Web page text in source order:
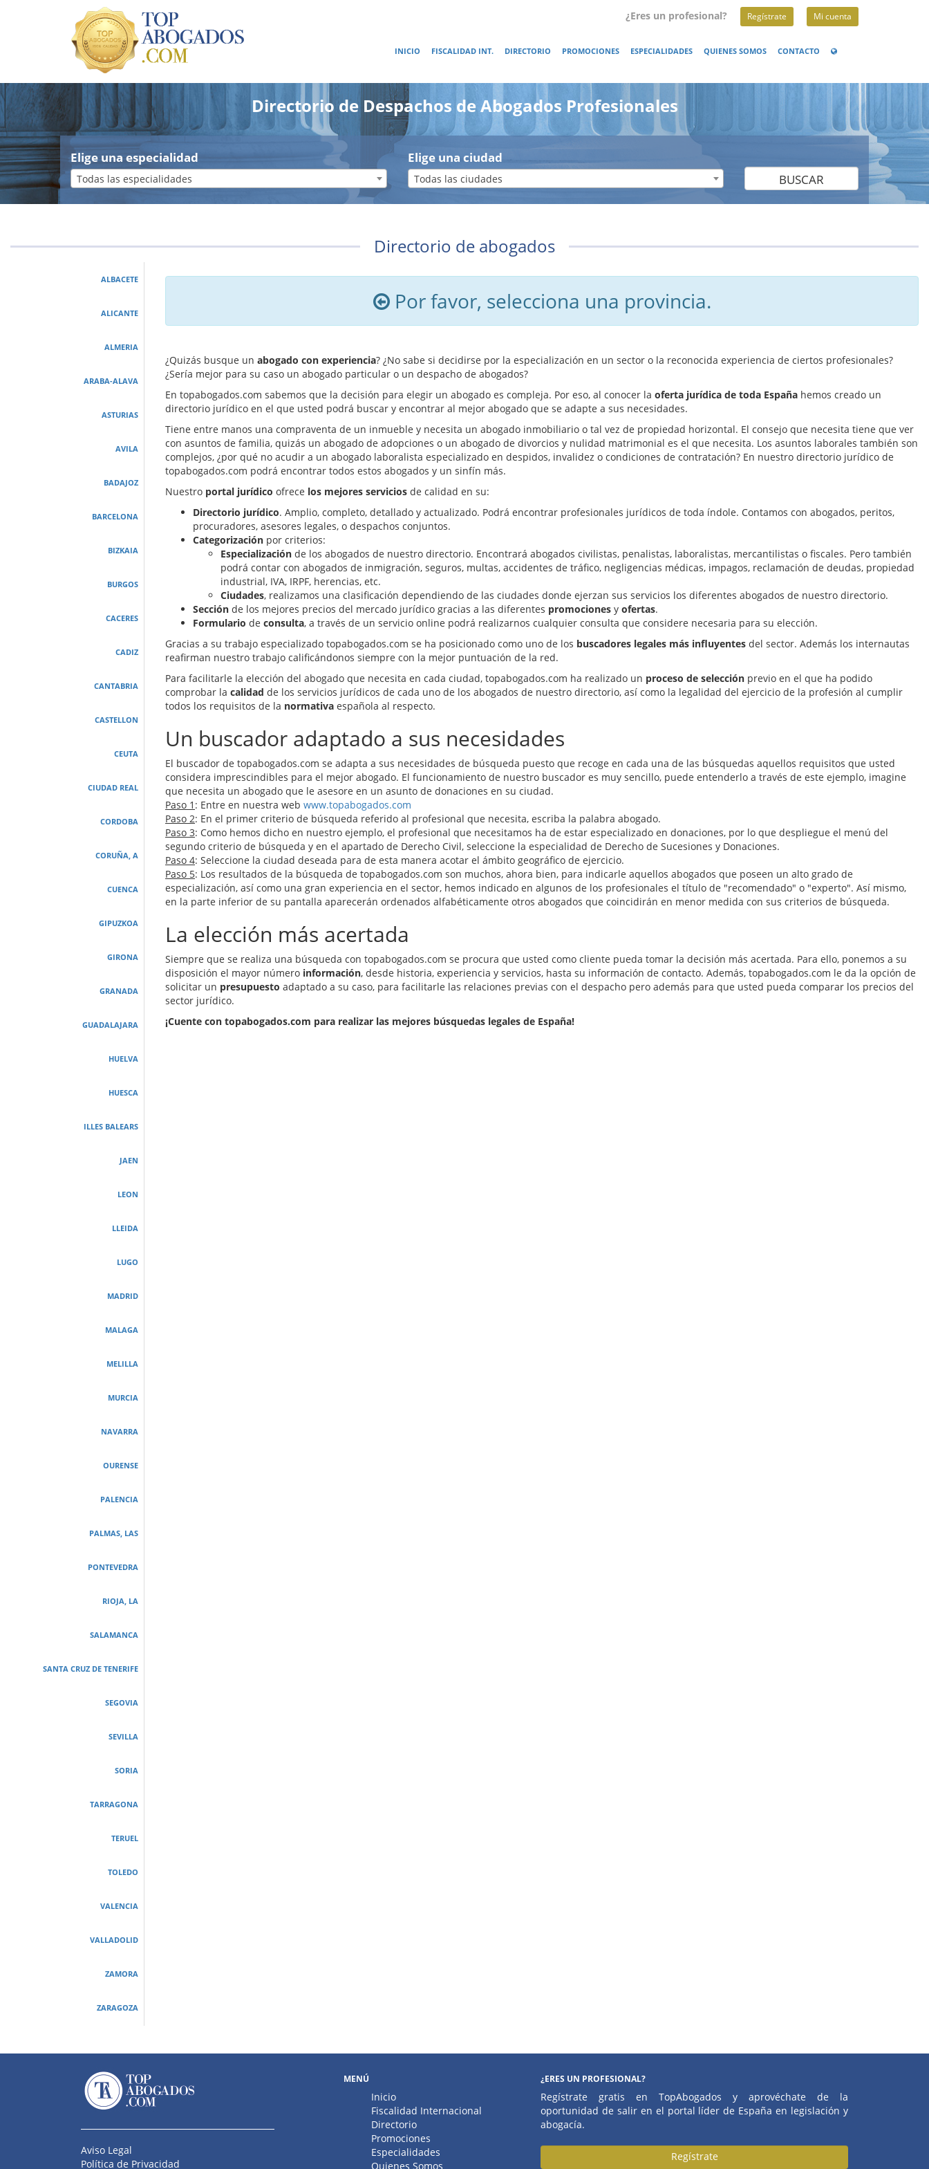
¿Eres un profesional? Regístrate Mi cuenta
INICIO FISCALIDAD INT. DIRECTORIO PROMOCIONES ESPECIALIDADES QUIENES SOMOS CONTACTO
Directorio de Despachos de Abogados Profesionales
Elige una especialidad
Todas las especialidades
Elige una ciudad
Todas las ciudades BUSCAR
Directorio de abogados
ALBACETE
ALICANTE
ALMERIA
ARABA-ALAVA
ASTURIAS
AVILA
BADAJOZ
BARCELONA
BIZKAIA
BURGOS
CACERES
CADIZ
CANTABRIA
CASTELLON
CEUTA
CIUDAD REAL
CORDOBA
CORUÑA, A
CUENCA
GIPUZKOA
GIRONA
GRANADA
GUADALAJARA
HUELVA
HUESCA
ILLES BALEARS
JAEN
LEON
LLEIDA
LUGO
MADRID
MALAGA
MELILLA
MURCIA
NAVARRA
OURENSE
PALENCIA
PALMAS, LAS
PONTEVEDRA
RIOJA, LA
SALAMANCA
SANTA CRUZ DE TENERIFE
SEGOVIA
SEVILLA
SORIA
TARRAGONA
TERUEL
TOLEDO
VALENCIA
VALLADOLID
ZAMORA
ZARAGOZA
Por favor, selecciona una provincia.
¿Quizás busque un abogado con experiencia? ¿No sabe si decidirse por la especialización en un sector o la reconocida experiencia de ciertos profesionales?
¿Sería mejor para su caso un abogado particular o un despacho de abogados?
En topabogados.com sabemos que la decisión para elegir un abogado es compleja. Por eso, al conocer la oferta jurídica de toda España hemos creado un
directorio jurídico en el que usted podrá buscar y encontrar al mejor abogado que se adapte a sus necesidades.
Tiene entre manos una compraventa de un inmueble y necesita un abogado inmobiliario o tal vez de propiedad horizontal. El consejo que necesita tiene que ver
con asuntos de familia, quizás un abogado de adopciones o un abogado de divorcios y nulidad matrimonial es el que necesita. Los asuntos laborales también son
complejos, ¿por qué no acudir a un abogado laboralista especializado en despidos, invalidez o condiciones de contratación? En nuestro directorio jurídico de
topabogados.com podrá encontrar todos estos abogados y un sinfín más.
Nuestro portal jurídico ofrece los mejores servicios de calidad en su:
Directorio jurídico. Amplio, completo, detallado y actualizado. Podrá encontrar profesionales jurídicos de toda índole. Contamos con abogados, peritos,
procuradores, asesores legales, o despachos conjuntos.
Categorización por criterios:
Especialización de los abogados de nuestro directorio. Encontrará abogados civilistas, penalistas, laboralistas, mercantilistas o fiscales. Pero también
podrá contar con abogados de inmigración, seguros, multas, accidentes de tráfico, negligencias médicas, impagos, reclamación de deudas, propiedad
industrial, IVA, IRPF, herencias, etc.
Ciudades, realizamos una clasificación dependiendo de las ciudades donde ejerzan sus servicios los diferentes abogados de nuestro directorio.
Sección de los mejores precios del mercado jurídico gracias a las diferentes promociones y ofertas.
Formulario de consulta, a través de un servicio online podrá realizarnos cualquier consulta que considere necesaria para su elección.
Gracias a su trabajo especializado topabogados.com se ha posicionado como uno de los buscadores legales más influyentes del sector. Además los internautas
reafirman nuestro trabajo calificándonos siempre con la mejor puntuación de la red.
Para facilitarle la elección del abogado que necesita en cada ciudad, topabogados.com ha realizado un proceso de selección previo en el que ha podido
comprobar la calidad de los servicios jurídicos de cada uno de los abogados de nuestro directorio, así como la legalidad del ejercicio de la profesión al cumplir
todos los requisitos de la normativa española al respecto.
Un buscador adaptado a sus necesidades
El buscador de topabogados.com se adapta a sus necesidades de búsqueda puesto que recoge en cada una de las búsquedas aquellos requisitos que usted
considera imprescindibles para el mejor abogado. El funcionamiento de nuestro buscador es muy sencillo, puede entenderlo a través de este ejemplo, imagine
que necesita un abogado que le asesore en un asunto de donaciones en su ciudad.
Paso 1 : Entre en nuestra web www.topabogados.com
Paso 2: En el primer criterio de búsqueda referido al profesional que necesita, escriba la palabra abogado.
Paso 3: Como hemos dicho en nuestro ejemplo, el profesional que necesitamos ha de estar especializado en donaciones, por lo que despliegue el menú del
segundo criterio de búsqueda y en el apartado de Derecho Civil, seleccione la especialidad de Derecho de Sucesiones y Donaciones.
Paso 4: Seleccione la ciudad deseada para de esta manera acotar el ámbito geográfico de ejercicio.
Paso 5: Los resultados de la búsqueda de topabogados.com son muchos, ahora bien, para indicarle aquellos abogados que poseen un alto grado de
especialización, así como una gran experiencia en el sector, hemos indicado en algunos de los profesionales el título de "recomendado" o "experto". Así mismo,
en la parte inferior de su pantalla aparecerán ordenados alfabéticamente otros abogados que coincidirán en menor medida con sus criterios de búsqueda.
La elección más acertada
Siempre que se realiza una búsqueda con topabogados.com se procura que usted como cliente pueda tomar la decisión más acertada. Para ello, ponemos a su
disposición el mayor número información, desde historia, experiencia y servicios, hasta su información de contacto. Además, topabogados.com le da la opción de
solicitar un presupuesto adaptado a su caso, para facilitarle las relaciones previas con el despacho pero además para que usted pueda comparar los precios del
sector jurídico.
¡Cuente con topabogados.com para realizar las mejores búsquedas legales de España!
Aviso Legal
Política de Privacidad
MENÚ
Inicio
Fiscalidad Internacional
Directorio
Promociones
Especialidades
Quienes Somos
¿ERES UN PROFESIONAL?
Regístrate gratis en TopAbogados y aprovéchate de la
oportunidad de salir en el portal líder de España en legislación y
abogacía.
Regístrate